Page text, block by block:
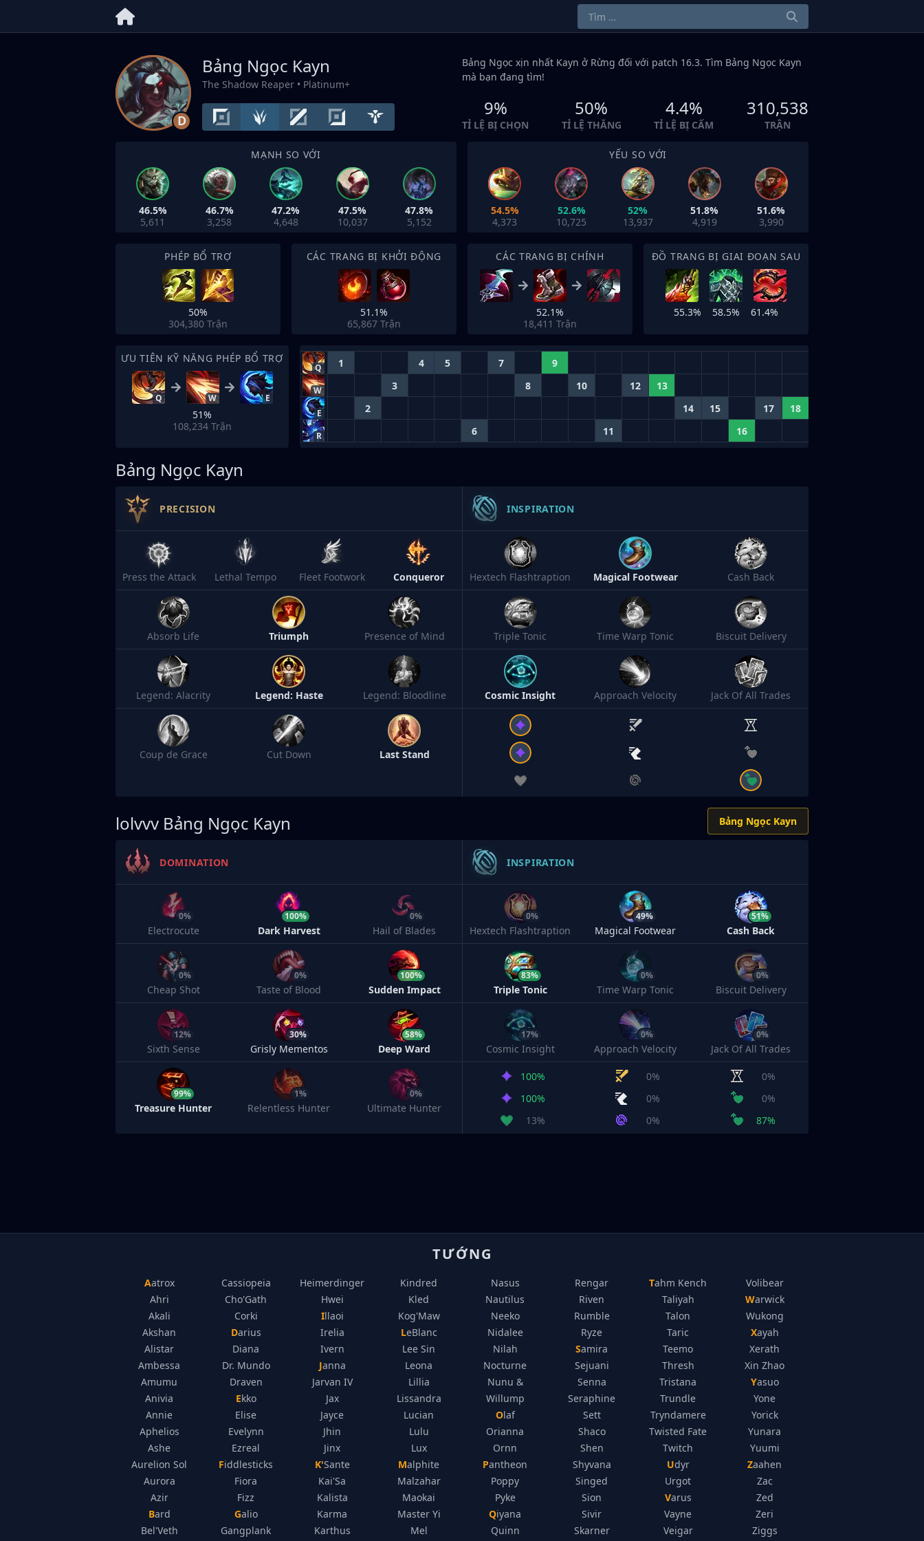
D
Bảng Ngọc Kayn
The Shadow Reaper • Platinum+
Bảng Ngọc xịn nhất Kayn ở Rừng đối với patch 16.3. Tìm Bảng Ngọc Kayn
mà bạn đang tìm!
9%
TỈ LỆ BỊ CHỌN
50%
TỈ LỆ THẮNG
4.4%
TỈ LỆ BỊ CẤM
310,538
TRẬN
MẠNH SO VỚI
46.5%
5,611
46.7%
3,258
47.2%
4,648
47.5%
10,037
47.8%
5,152
YẾU SO VỚI
54.5%
4,373
52.6%
10,725
52%
13,937
51.8%
4,919
51.6%
3,990
PHÉP BỔ TRỢ
50%
304,380 Trận
CÁC TRANG BỊ KHỞI ĐỘNG
51.1%
65,867 Trận
CÁC TRANG BỊ CHÍNH
52.1%
18,411 Trận
ĐỒ TRANG BỊ GIAI ĐOẠN SAU
55.3% 58.5% 61.4%
ƯU TIÊN KỸ NĂNG PHÉP BỔ TRỢ
Q W E
51%
108,234 Trận
Q 1 4 5 7 9
W 3 8 10 12 13
E 2 14 15 17 18
R 6 11 16
Bảng Ngọc Kayn
PRECISION
Press the Attack Lethal Tempo Fleet Footwork Conqueror
Absorb Life Triumph Presence of Mind
Legend: Alacrity Legend: Haste Legend: Bloodline
Coup de Grace Cut Down Last Stand
INSPIRATION
Hextech Flashtraption Magical Footwear Cash Back
Triple Tonic Time Warp Tonic Biscuit Delivery
Cosmic Insight Approach Velocity Jack Of All Trades
lolvvv Bảng Ngọc Kayn Bảng Ngọc Kayn
DOMINATION
0%
Electrocute
100%
Dark Harvest
0%
Hail of Blades
0%
Cheap Shot
0%
Taste of Blood
100%
Sudden Impact
12%
Sixth Sense
30%
Grisly Mementos
58%
Deep Ward
99%
Treasure Hunter
1%
Relentless Hunter
0%
Ultimate Hunter
INSPIRATION
0%
Hextech Flashtraption
49%
Magical Footwear
51%
Cash Back
83%
Triple Tonic
0%
Time Warp Tonic
0%
Biscuit Delivery
17%
Cosmic Insight
0%
Approach Velocity
0%
Jack Of All Trades
100% 0%
0%
100%
0%
0%
13%
0% 87%
TƯỚNG
Aatrox
Ahri
Akali
Akshan
Alistar
Ambessa
Amumu
Anivia
Annie
Aphelios
Ashe
Aurelion Sol
Aurora
Azir
Bard
Bel'Veth
Cassiopeia
Cho'Gath
Corki
Darius
Diana
Dr. Mundo
Draven
Ekko
Elise
Evelynn
Ezreal
Fiddlesticks
Fiora
Fizz
Galio
Gangplank
Heimerdinger
Hwei
Illaoi
Irelia
Ivern
Janna
Jarvan IV
Jax
Jayce
Jhin
Jinx
K'Sante
Kai'Sa
Kalista
Karma
Karthus
Kindred
Kled
Kog'Maw
LeBlanc
Lee Sin
Leona
Lillia
Lissandra
Lucian
Lulu
Lux
Malphite
Malzahar
Maokai
Master Yi
Mel
Nasus
Nautilus
Neeko
Nidalee
Nilah
Nocturne
Nunu &
Willump
Olaf
Orianna
Ornn
Pantheon
Poppy
Pyke
Qiyana
Quinn
Rengar
Riven
Rumble
Ryze
Samira
Sejuani
Senna
Seraphine
Sett
Shaco
Shen
Shyvana
Singed
Sion
Sivir
Skarner
Tahm Kench
Taliyah
Talon
Taric
Teemo
Thresh
Tristana
Trundle
Tryndamere
Twisted Fate
Twitch
Udyr
Urgot
Varus
Vayne
Veigar
Volibear
Warwick
Wukong
Xayah
Xerath
Xin Zhao
Yasuo
Yone
Yorick
Yunara
Yuumi
Zaahen
Zac
Zed
Zeri
Ziggs